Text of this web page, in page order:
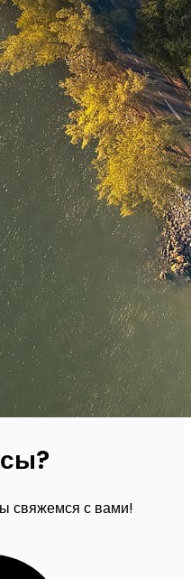
свяжемся с вами!